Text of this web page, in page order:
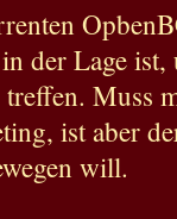
der Lage
Muss
ist aber
will.